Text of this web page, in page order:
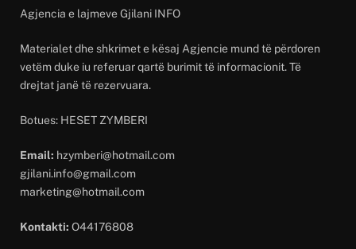
Agjencia e lajmeve Gjilani INFO
Materialet dhe shkrimet e kësaj Agjencie mund të përdoren
vetëm duke iu referuar qartë burimit të informacionit. Të
drejtat janë të rezervuara.
Botues: HESET ZYMBERI
Email: hzymberi@hotmail.com
gjilani.info@gmail.com
marketing@hotmail.com
Kontakti: O44176808